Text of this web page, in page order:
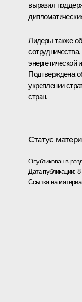
выразил
Лидеры также
энергетической
Подтверждена
укреплении
стран.
Статус
Опубликован в
Дата публикации:8
Ссылка на